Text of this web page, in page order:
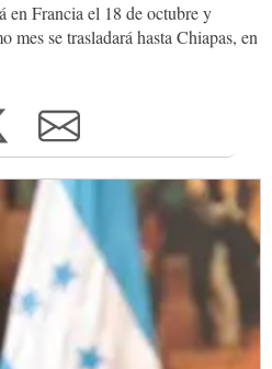
en Francia el 18 de octubre y
mes se trasladará hasta Chiapas, en